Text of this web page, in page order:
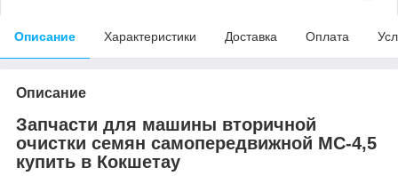
Описание Характеристики Доставка Оплата
Описание
Запчасти для машины вторичной
очистки семян самопередвижной МС-4,5
купить в Кокшетау